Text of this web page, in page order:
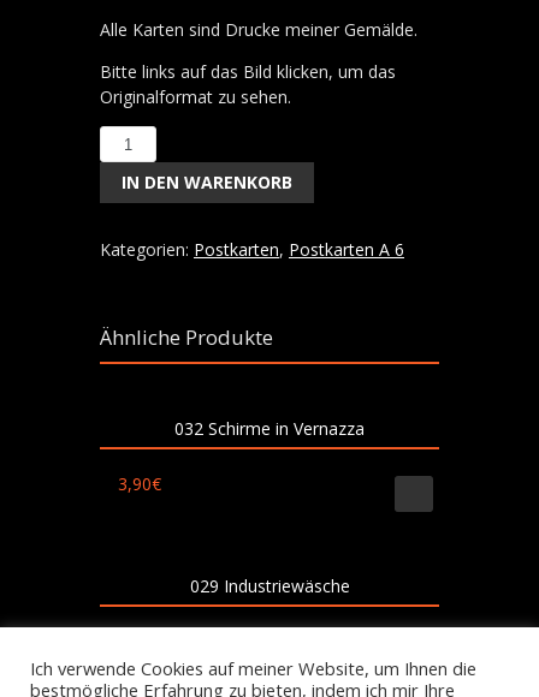
Alle Karten sind Drucke meiner Gemälde.
Bitte links auf das Bild klicken, um das
Originalformat zu sehen.
Noch
mehr
Tulpen
49
IN DEN WARENKORB
Kategorien: Postkarten, Postkarten A 6
Ähnliche Produkte
032 Schirme in Vernazza
3,90€
029 Industriewäsche
Ich verwende Cookies auf meiner Website, um Ihnen die
bestmögliche Erfahrung zu bieten, indem ich mir Ihre